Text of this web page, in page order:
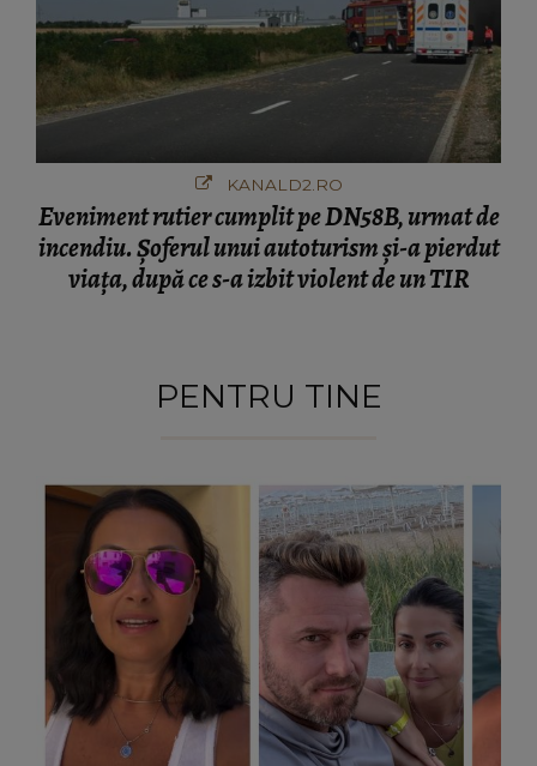
KANALD2.RO
Eveniment rutier cumplit pe DN58B, urmat de
incendiu. Șoferul unui autoturism și-a pierdut
viața, după ce s-a izbit violent de un TIR
PENTRU TINE